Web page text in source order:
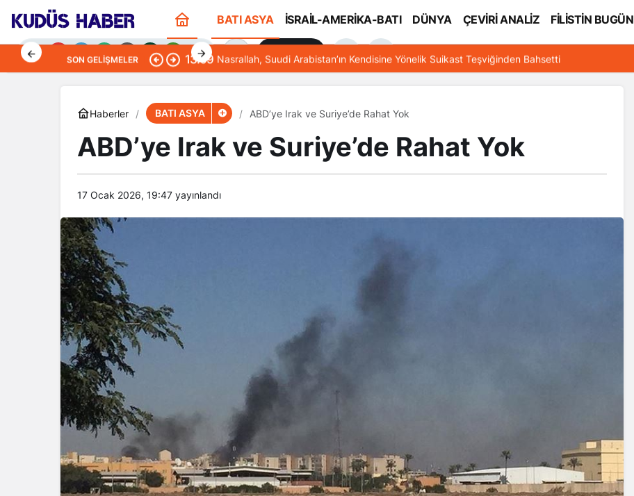
BATI ASYA İSRAİL-AMERİKA-BATI DÜNYA ÇEVİRİ ANALİZ FİLİSTİN BUGÜN
Gündüz Modu
Gece modunu seçin.
Sistem Modu
Sistem modunu seçin.
SON GELIŞMELER 13:09 Nasrallah, Suudi Arabistan’ın Kendisine Yönelik Suikast Teşviğinden Bahsetti
Haberler BATI ASYA ABD’ye Irak ve Suriye’de Rahat Yok
ABD’ye Irak ve Suriye’de Rahat Yok
17 Ocak 2026, 19:47 yayınlandı